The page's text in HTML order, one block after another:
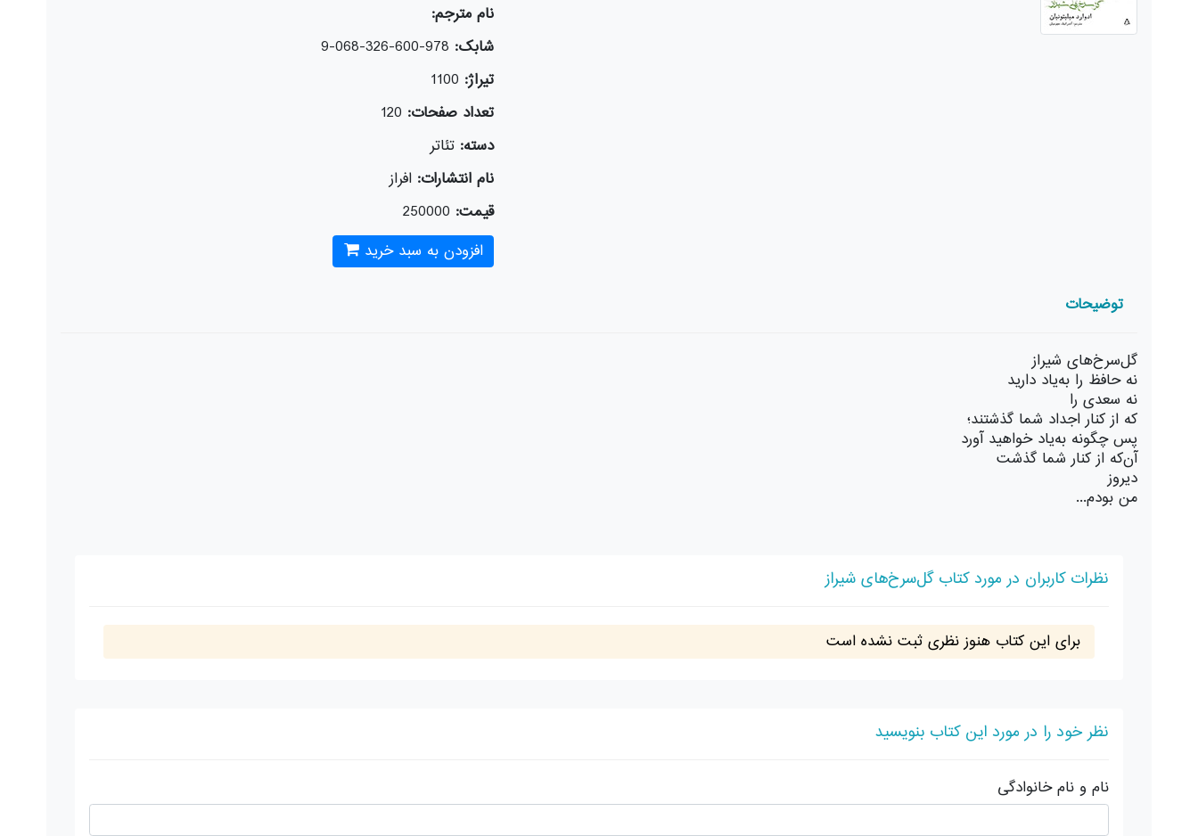
نام مترجم:
شابک: 978-600-326-068-9
تیراژ: 1100
تعداد صفحات: 120
دسته:تئاتر
نام انتشارات:افراز
قیمت: 250000
افزودن به سبد خرید
توضیحات
گل‌سرخ‌های شیراز
نه حافظ را به‌یاد دارید
نه سعدی را
که از کنار اجداد شما گذشتند؛
پس چگونه به‌یاد خواهید آورد
آن‌که از کنار شما گذشت
دیروز
من بودم...
نظرات کاربران در مورد کتاب گل‌سرخ‌های شیراز
برای این کتاب هنوز نظری ثبت نشده است
نظر خود را در مورد این کتاب بنویسید
نام و نام خانوادگی